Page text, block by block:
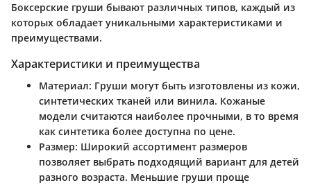
Боксерские груши бывают различных типов, каждый из
которых обладает уникальными характеристиками и
преимуществами.
Характеристики и преимущества
Материал: Груши могут быть изготовлены из кожи,
синтетических тканей или винила. Кожаные
модели считаются наиболее прочными, в то время
как синтетика более доступна по цене.
Размер: Широкий ассортимент размеров
позволяет выбрать подходящий вариант для детей
разного возраста. Меньшие груши проще